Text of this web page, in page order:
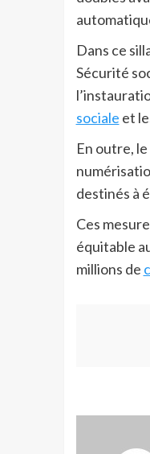
Dans ce
Sécurité
sociale et
En outre,
destinés à
Ces
équitable
millions de